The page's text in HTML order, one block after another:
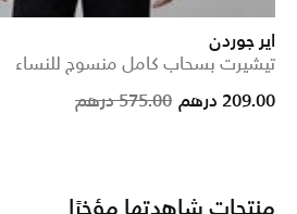
اير جوردن
تيشيرت بسحاب كامل منسوج للنساء
Price reduced from
575.00 درهم to 209.00 درهم